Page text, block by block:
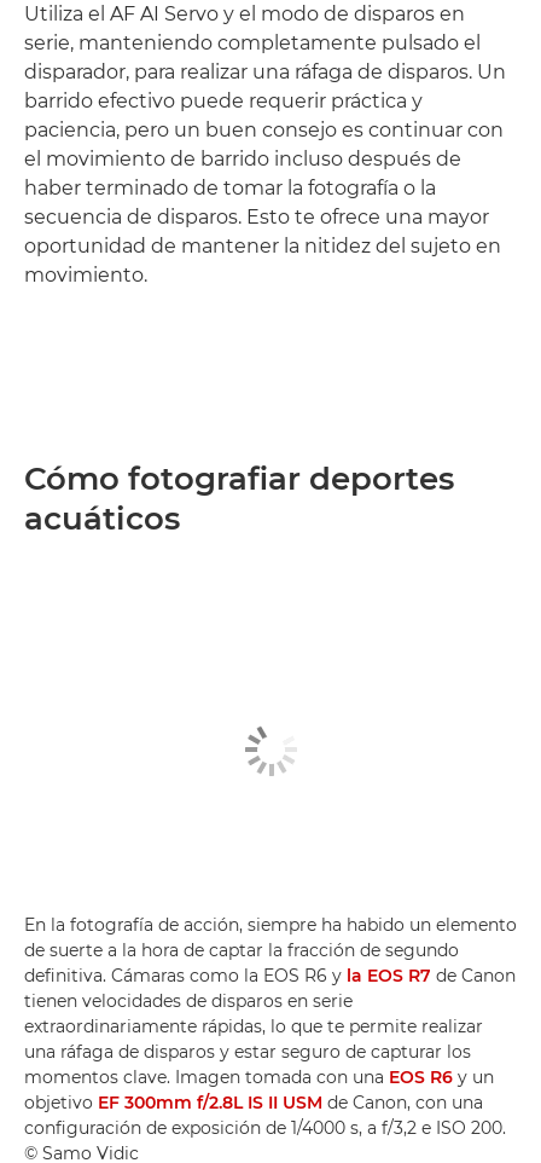
Utiliza el AF AI Servo y el modo de disparos en
serie, manteniendo completamente pulsado el
disparador, para realizar una ráfaga de disparos. Un
barrido efectivo puede requerir práctica y
paciencia, pero un buen consejo es continuar con
el movimiento de barrido incluso después de
haber terminado de tomar la fotografía o la
secuencia de disparos. Esto te ofrece una mayor
oportunidad de mantener la nitidez del sujeto en
movimiento.
Cómo fotografiar deportes
acuáticos
En la fotografía de acción, siempre ha habido un elemento
de suerte a la hora de captar la fracción de segundo
definitiva. Cámaras como la EOS R6 y la EOS R7 de Canon
tienen velocidades de disparos en serie
extraordinariamente rápidas, lo que te permite realizar
una ráfaga de disparos y estar seguro de capturar los
momentos clave. Imagen tomada con una EOS R6 y un
objetivo EF 300mm f/2.8L IS II USM de Canon, con una
configuración de exposición de 1/4000 s, a f/3,2 e ISO 200.
© Samo Vidic